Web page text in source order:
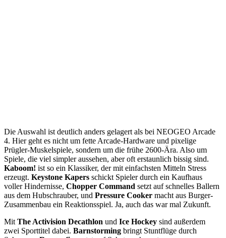
Die Auswahl ist deutlich anders gelagert als bei NEOGEO Arcade
4. Hier geht es nicht um fette Arcade-Hardware und pixelige
Prügler-Muskelspiele, sondern um die frühe 2600-Ära. Also um
Spiele, die viel simpler aussehen, aber oft erstaunlich bissig sind.
Kaboom! ist so ein Klassiker, der mit einfachsten Mitteln Stress
erzeugt. Keystone Kapers schickt Spieler durch ein Kaufhaus
voller Hindernisse, Chopper Command setzt auf schnelles Ballern
aus dem Hubschrauber, und Pressure Cooker macht aus Burger-
Zusammenbau ein Reaktionsspiel. Ja, auch das war mal Zukunft.
MitThe Activision Decathlon und Ice Hockey sind außerdem
zwei Sporttitel dabei. Barnstorming bringt Stuntflüge durch